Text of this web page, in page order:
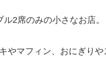
2席のみの小さなお店。
やマフィン、おにぎり